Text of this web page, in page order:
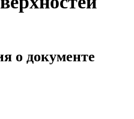
о документе